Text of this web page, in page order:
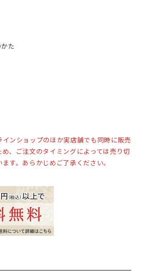
た
ンショップのほか実店舗でも同時に販売
め、ご注文のタイミングによっては売り切
す。あらかじめご了承ください。